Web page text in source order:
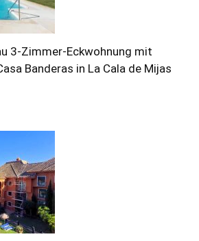
3-Zimmer-Eckwohnung mit
Banderas in La Cala de Mijas